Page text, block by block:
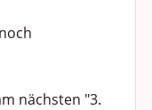
nächsten "3.